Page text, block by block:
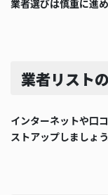
業者選びは慎重に進
業者リスト
インターネットや口
ストアップしましょう